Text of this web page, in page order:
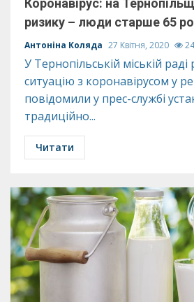
Коронавірус: на
ризику – люди старше 65
Антоніна Коляда 27 Квітня, 2020
У Тернопільській міській
ситуацію з коронавірусом у
повідомили у прес-службі
традиційно...
Читати